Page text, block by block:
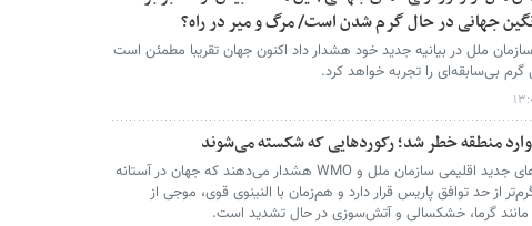
جهانی در حال گرم شدن است/ مرگ و میر در راه؟
سازمان ملل در بیانیه جدید خود هشدار داد اکنون جهان تقریبا مطمئن است
وارد منطقه خطر شد؛ رکوردهایی که شکسته می‌شوند
گزارش‌های جدید اقلیمی سازمان ملل و WMO هشدار می‌دهند که جهان در آستانه
از حد توافق پاریس قرار دارد و هم‌زمان با النینوی قوی، موجی از
مانند گرما، خشکسالی و آتش‌سوزی در حال تشدید است.